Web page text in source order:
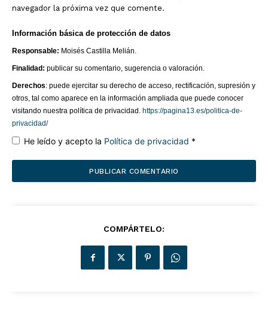
Página 13
Somos una empresa dedicada, entre otras actividades, a
la gestión de este diario digital independiente,
impulsados por la pasión, el pensamiento crítico y el
compromiso con la calidad informativa. Nuestro objetivo
es ofrecer contenidos que aporten valor, inviten a la
Este proyecto no tendría sentido sin el talento y la
entrega de nuestros colaboradores. Son ellos quienes
enriquecen cada sección con su mirada, su conocimiento
navegador la próxima vez que comente.
Información básica de protección de datos
Responsable: Moisés Castilla Melián.
Finalidad: publicar su comentario, sugerencia o valoración.
Derechos: puede ejercitar su derecho de acceso, rectificación, supresión y
otros, tal como aparece en la información ampliada que puede conocer
visitando nuestra política de privacidad. https://pagina13.es/politica-de-
privacidad/
He leído y acepto la Política de privacidad *
COMPÁRTELO: